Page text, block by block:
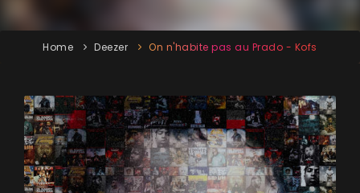
Home Deezer On n'habite pas au Prado - Kofs